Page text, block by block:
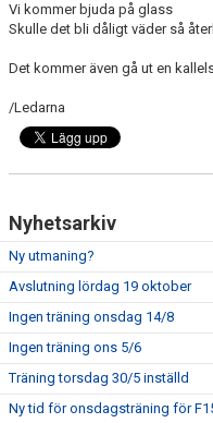
Vi kommer bjuda på glass
Skulle det bli dåligt väder så
Det kommer även gå ut en
/Ledarna
Nyhetsarkiv
Ny utmaning?
Avslutning lördag 19 oktober
Ingen träning onsdag 14/8
Ingen träning ons 5/6
Träning torsdag 30/5 inställd
Ny tid för onsdagsträning för